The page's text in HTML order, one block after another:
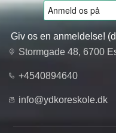
Giv os en anmeldelse!
Stormgade 48, 6700
+4540894640
info@ydkoreskole.dk